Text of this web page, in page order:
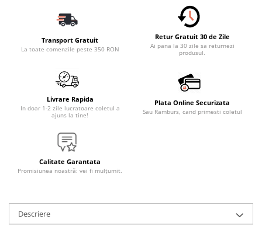
Transport Gratuit
La toate comenzile peste 350 RON
Retur Gratuit 30 de Zile
Ai pana la 30 zile sa returnezi
produsul.
Livrare Rapida
In doar 1-2 zile lucratoare coletul a
ajuns la tine!
Plata Online Securizata
Sau Ramburs, cand primesti coletul
Calitate Garantata
Promisiunea noastră: vei fi mulțumit.
Descriere